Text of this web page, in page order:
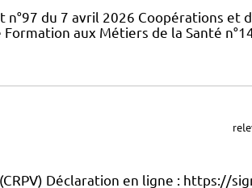
du 7 avril 2026 Coopérations et
aux Métiers de la Santé
Déclaration en ligne : https://